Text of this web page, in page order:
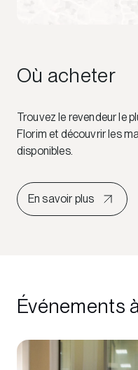
Où acheter
Trouvez le revendeur le
Florim et découvrir les
disponibles.
En savoir plus
Événements